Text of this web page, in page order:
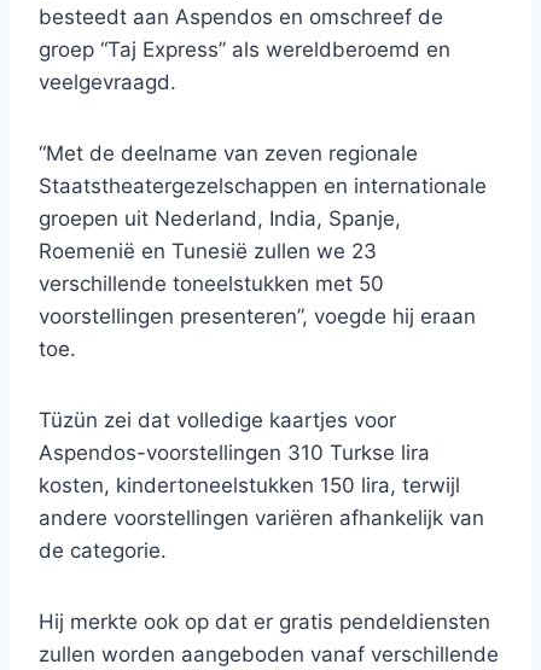
besteedt aan Aspendos en omschreef de
groep “Taj Express” als wereldberoemd en
veelgevraagd.
“Met de deelname van zeven regionale
Staatstheatergezelschappen en internationale
groepen uit Nederland, India, Spanje,
Roemenië en Tunesië zullen we 23
verschillende toneelstukken met 50
voorstellingen presenteren”, voegde hij eraan
toe.
Tüzün zei dat volledige kaartjes voor
Aspendos-voorstellingen 310 Turkse lira
kosten, kindertoneelstukken 150 lira, terwijl
andere voorstellingen variëren afhankelijk van
de categorie.
Hij merkte ook op dat er gratis pendeldiensten
zullen worden aangeboden vanaf verschillende